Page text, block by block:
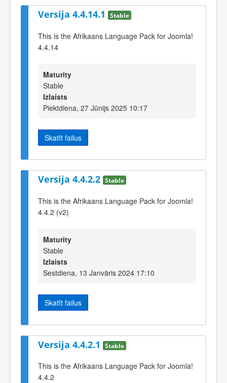
Versija 4.4.14.1 Stable
This is the Afrikaans Language Pack for Joomla!
4.4.14
Maturity
Stable
Izlaists
Piektdiena, 27 Jūnijs 2025 10:17
Skatīt failus
Versija 4.4.2.2 Stable
This is the Afrikaans Language Pack for Joomla!
4.4.2 (v2)
Maturity
Stable
Izlaists
Sestdiena, 13 Janvāris 2024 17:10
Skatīt failus
Versija 4.4.2.1 Stable
This is the Afrikaans Language Pack for Joomla!
4.4.2